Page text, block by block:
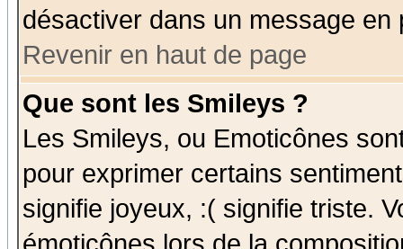
désactiver dans un message
Revenir en haut de page
Que sont les Smileys ?
Les Smileys, ou Emoticônes
pour exprimer certains
signifie joyeux, :( signifie triste.